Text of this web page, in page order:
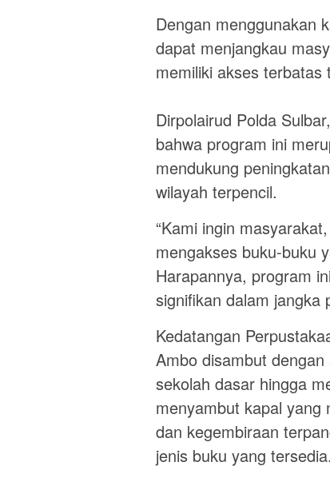
Dengan menggunakan
dapat menjangkau
memiliki akses terbatas
Dirpolairud Polda
bahwa program ini
mendukung
wilayah terpencil.
“Kami ingin
mengakses buku-buku
Harapannya, program
signifikan dalam jangka
Kedatangan
Ambo disambut
sekolah dasar hingga
menyambut kapal
dan kegembiraan
jenis buku yang tersedia.